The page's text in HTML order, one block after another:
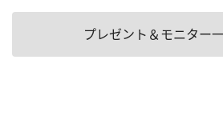
プレゼント＆モニター